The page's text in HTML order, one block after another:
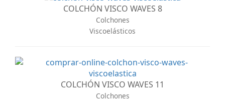
COLCHÓN VISCO WAVES 8
Colchones
Viscoelásticos
COLCHÓN VISCO WAVES 11
Colchones